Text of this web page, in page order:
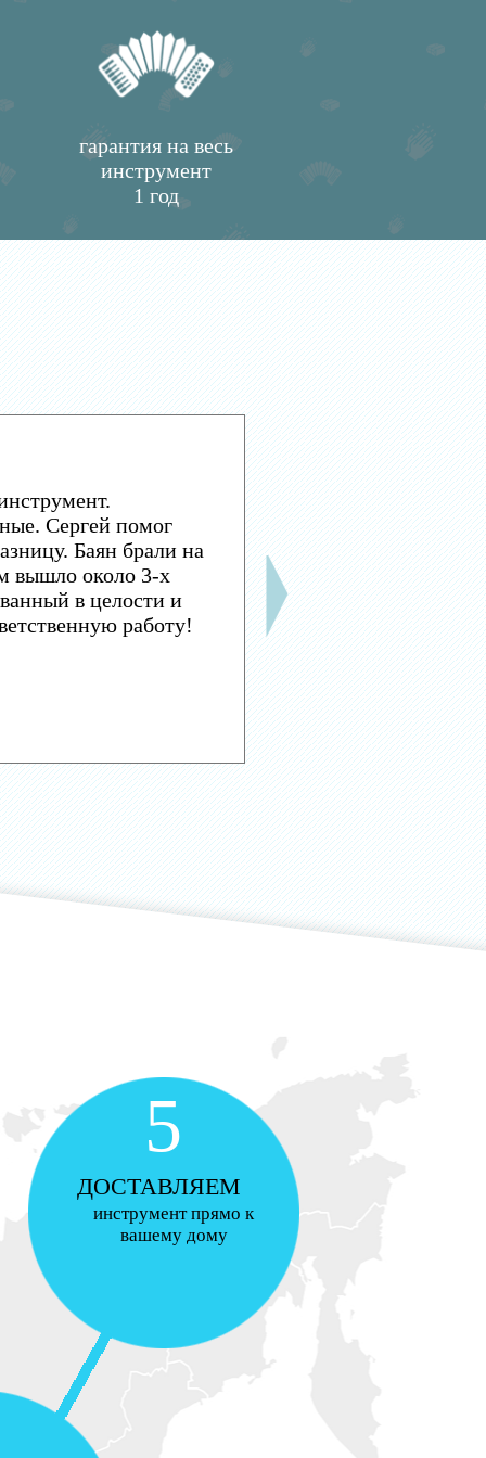
гарантия на весь
инструмент
1 год
Сергей помог
Баян брали на
вышло около 3-х
в целости и
работу!
5
ДОСТАВЛЯЕМ
инструмент прямо к
вашему дому